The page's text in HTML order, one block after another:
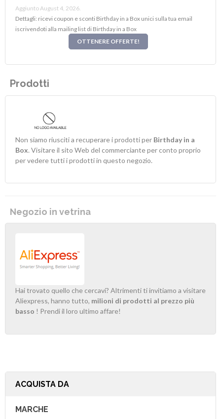
Aggiunto August 4, 2026.
Dettagli: ricevi coupon e sconti Birthday in a Box unici sulla tua email
iscrivendoti alla mailing list di Birthday in a Box
OTTENERE OFFERTE!
Prodotti
Non siamo riusciti a recuperare i prodotti per Birthday in a
Box. Visitare il sito Web del commerciante per conto proprio
per vedere tutti i prodotti in questo negozio.
Negozio in vetrina
Hai trovato quello che cercavi? Altrimenti ti invitiamo a visitare
Aliexpress, hanno tutto, milioni di prodotti al prezzo più
basso ! Prendi il loro ultimo affare!
ACQUISTA DA
MARCHE